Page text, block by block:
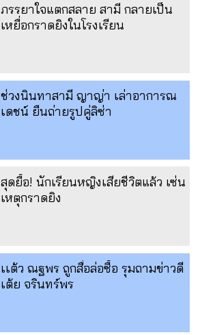
ภรรยาใจแตกสลาย สามี กลายเป็น
เหยื่อกราดยิงในโรงเรียน
ช่วงนินทาสามี ญาญ่า เล่าอาการณ
เดชน์ ยืนถ่ายรูปคู่ลิซ่า
สุดยื้อ! นักเรียนหญิงเสียชีวิตแล้ว เซ่น
เหตุกราดยิง
เเต้ว ณฐพร ถูกสื่อล่อซื้อ รุมถามข่าวดี
เต้ย จรินทร์พร